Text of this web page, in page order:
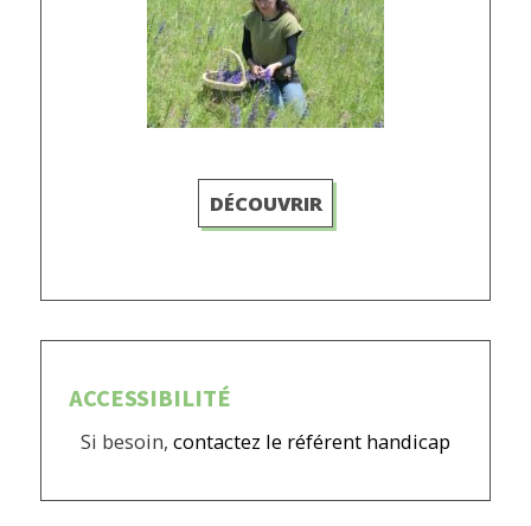
DÉCOUVRIR
ACCESSIBILITÉ
Si besoin, contactez le référent handicap